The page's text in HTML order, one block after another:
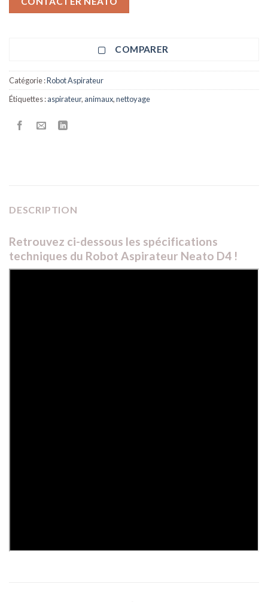
COMPARER
Catégorie :Robot Aspirateur
Étiquettes :aspirateur, animaux,nettoyage
DESCRIPTION
Retrouvez ci-dessous les spécifications
techniques du Robot Aspirateur Neato D4 !